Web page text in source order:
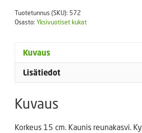
Tuotetunnus (SKU): 572
Osasto: Yksivuotiset kukat
Kuvaus
Lisätiedot
Kuvaus
Korkeus 15 cm. Kaunis reunakasvi.